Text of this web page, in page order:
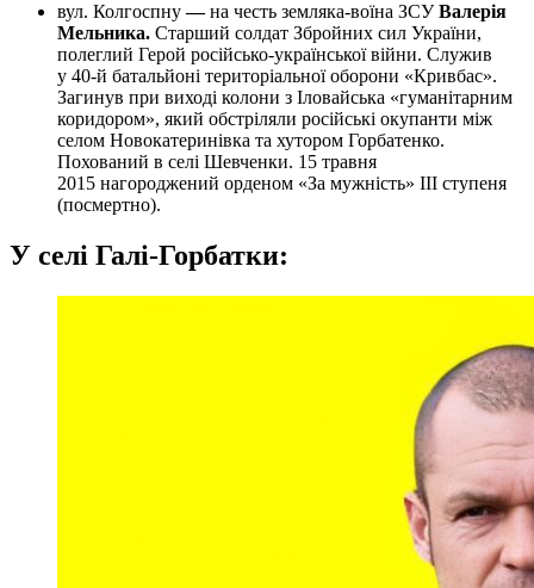
вул. Колгоспну—на честь земляка-воїна ЗСУВалерія
Мельника. Старший солдат Збройних сил України,
полеглий Герой російсько-української війни. Служив
у 40-й батальйоні територіальної оборони «Кривбас».
Загинув при виході колони з Іловайська «гуманітарним
коридором», який обстріляли російські окупанти між
селом Новокатеринівка та хутором Горбатенко.
Похований в селі Шевченки. 15 травня
2015 нагороджений орденом «За мужність» III ступеня
(посмертно).
У селі Галі-Горбатки: